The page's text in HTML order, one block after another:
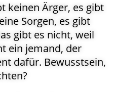
keinen Ärger, es gibt
Sorgen, es gibt
gibt es nicht, weil
ein jemand, der
dafür. Bewusstsein,